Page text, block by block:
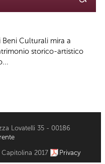
Culturali mira a
storico-artistico
Lovatelli 35 - 00186
2017 Privacy